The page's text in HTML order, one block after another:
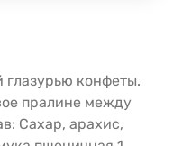
конфеты.
пралине между
Сахар, арахис,